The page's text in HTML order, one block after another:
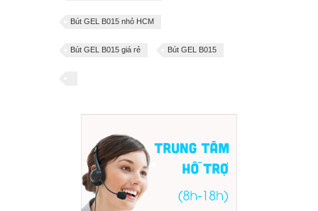
Bút GEL B015 nhỏ HCM
Bút GEL B015 giá rẻ Bút GEL B015